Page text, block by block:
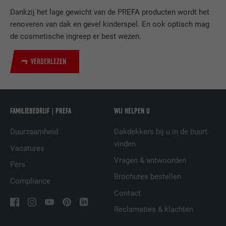
Dankzij het lage gewicht van de PREFA producten wordt het
renoveren van dak en gevel kinderspel. En ook optisch mag
de cosmetische ingreep er best wezen.
VERDERLEZEN
FAMILIEBEDRIJF | PREFA
Duurzaamheid
Vacatures
Pers
Compliance
WIJ HELPEN U
Dakdekkers bij u in de buurt
vinden
Vragen & antwoorden
Brochures bestellen
Contact
Reclamaties & klachten
NAAM bscookie
AANBIEDER
Gebruikt door de socialnetworking-dienst
van ingebedde diensten.
NAAM UserMatchHistory
AANBIEDER